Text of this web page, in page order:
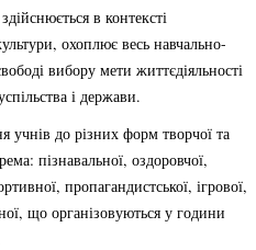
в контексті
охоплює весь навчально-
вибору мети життєдіяльності
і держави.
учнів до різних форм творчої та
пізнавальної, оздоровчої,
пропагандистської, ігрової,
що організовуються у години